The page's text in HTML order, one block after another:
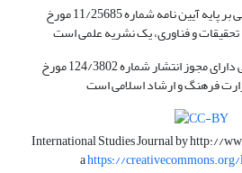
فصلنامه مطالعات بین‌المللی بر پایه آیین نامه شماره 11/25685 مورخ
فصلنامه مطالعات بین‌المللی دارای مجوز انتشار شماره 124/3802 مورخ
International Studies Journal byhttp://
ahttps://